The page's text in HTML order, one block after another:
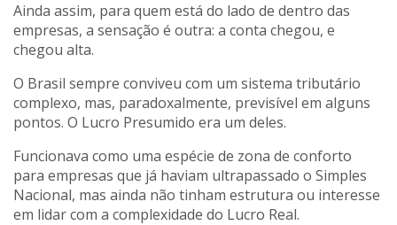
Ainda assim, para quem está do lado de dentro das
empresas, a sensação é outra: a conta chegou, e
chegou alta.
O Brasil sempre conviveu com um sistema tributário
complexo, mas, paradoxalmente, previsível em alguns
pontos. O Lucro Presumido era um deles.
Funcionava como uma espécie de zona de conforto
para empresas que já haviam ultrapassado o Simples
Nacional, mas ainda não tinham estrutura ou interesse
em lidar com a complexidade do Lucro Real.